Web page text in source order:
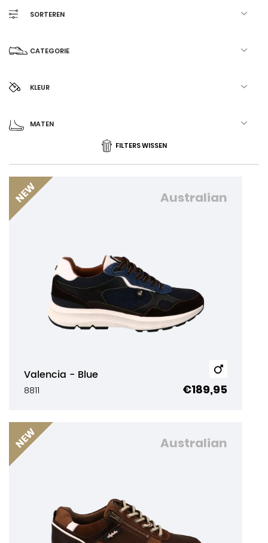
SORTEREN
CATEGORIE
KLEUR
MATEN
FILTERS WISSEN
Australian
Valencia - Blue
8811 €189,95
Australian